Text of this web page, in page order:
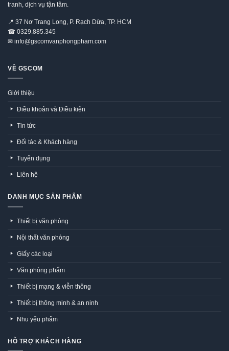
tranh, dịch vụ tận tâm.
📍 37 Nơ Trang Long, P. Rạch Dừa, TP. HCM
☎ 0329.885.345
✉ info@gscomvanphongpham.com
VỀ GSCOM
Giới thiệu
Điều khoản và Điều kiện
Tin tức
Đối tác & Khách hàng
Tuyển dụng
Liên hệ
DANH MỤC SẢN PHẨM
Thiết bị văn phòng
Nội thất văn phòng
Giấy các loại
Văn phòng phẩm
Thiết bị mạng & viễn thông
Thiết bị thông minh & an ninh
Nhu yếu phẩm
HỖ TRỢ KHÁCH HÀNG